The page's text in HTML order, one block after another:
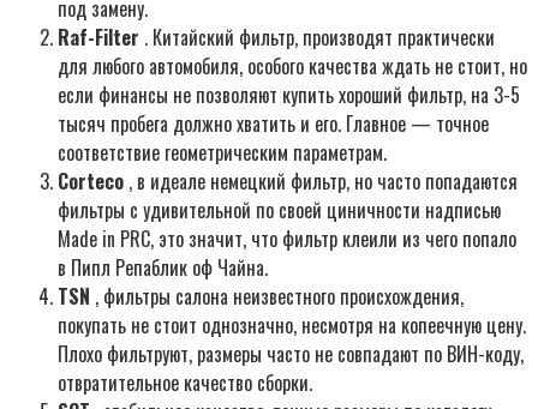
под замену.
Raf-Filter . Китайский фильтр, производят практически
для любого автомобиля, особого качества ждать не стоит, но
если финансы не позволяют купить хороший фильтр, на 3-5
тысяч пробега должно хватить и его. Главное — точное
соответствие геометрическим параметрам.
Corteco , в идеале немецкий фильтр, но часто попадаются
фильтры с удивительной по своей циничности надписью
Made in PRC, это значит, что фильтр клеили из чего попало
в Пипл Репаблик оф Чайна.
TSN , фильтры салона неизвестного происхождения,
покупать не стоит однозначно, несмотря на копеечную цену.
Плохо фильтруют, размеры часто не совпадают по ВИН-коду,
отвратительное качество сборки.